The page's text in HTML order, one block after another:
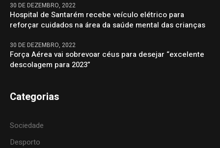
30 DE DEZEMBRO, 2022
Hospital de Santarém recebe veículo elétrico para
reforçar cuidados na área da saúde mental das crianças
30 DE DEZEMBRO, 2022
Força Aérea vai sobrevoar céus para desejar “excelente
descolagem para 2023”
Categorias
Sociedade
Desporto